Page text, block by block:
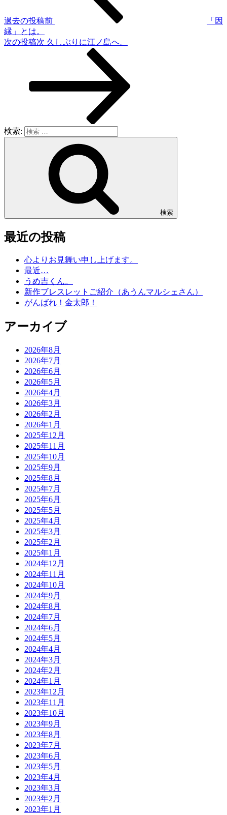
過去の投稿前
「因
縁」とは。
次の投稿次 久しぶりに江ノ島へ。
検索:
検索
最近の投稿
心よりお見舞い申し上げます。
最近…
うめ吉くん。
新作ブレスレットご紹介（あうんマルシェさん）
がんばれ！金太郎！
アーカイブ
2026年8月
2026年7月
2026年6月
2026年5月
2026年4月
2026年3月
2026年2月
2026年1月
2025年12月
2025年11月
2025年10月
2025年9月
2025年8月
2025年7月
2025年6月
2025年5月
2025年4月
2025年3月
2025年2月
2025年1月
2024年12月
2024年11月
2024年10月
2024年9月
2024年8月
2024年7月
2024年6月
2024年5月
2024年4月
2024年3月
2024年2月
2024年1月
2023年12月
2023年11月
2023年10月
2023年9月
2023年8月
2023年7月
2023年6月
2023年5月
2023年4月
2023年3月
2023年2月
2023年1月